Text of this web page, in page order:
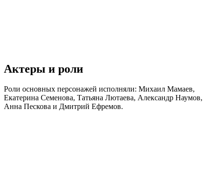
Актеры и роли
Роли основных персонажей исполняли: Михаил Мамаев,
Екатерина Семенова, Татьяна Лютаева, Александр Наумов,
Анна Пескова и Дмитрий Ефремов.